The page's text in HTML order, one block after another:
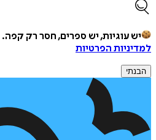
יש עוגיות, יש ספרים, חסר רק קפה.
למדיניות הפרטיות
הבנתי